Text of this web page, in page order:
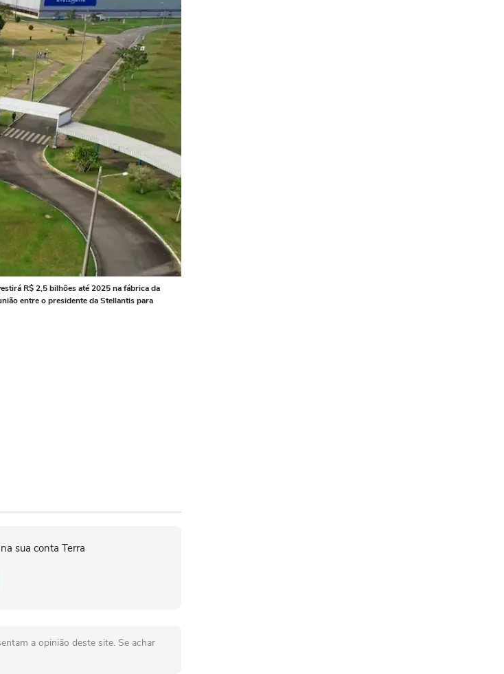
R$ 2,5 bilhões até 2025 na fábrica da
entre o presidente da Stellantis para
sua conta Terra
a opinião deste site. Se achar